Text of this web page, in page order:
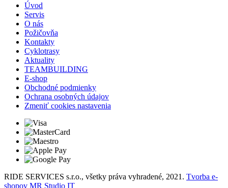
Úvod
Servis
O nás
Požičovňa
Kontakty
Cyklotrasy
Aktuality
TEAMBUILDING
E-shop
Obchodné podmienky
Ochrana osobných údajov
Zmeniť cookies nastavenia
RIDE SERVICES s.r.o., všetky práva vyhradené, 2021. Tvorba e-
shopov MR Studio IT